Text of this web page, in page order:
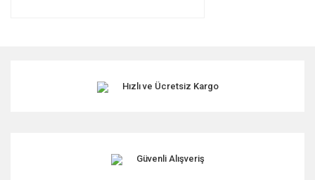
Hızlı ve Ücretsiz Kargo
Güvenli Alışveriş